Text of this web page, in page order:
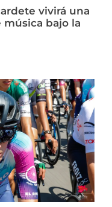
vivirá una
bajo la